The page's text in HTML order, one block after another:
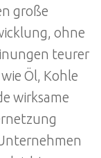
große
ohne
teurer
Öl, Kohle
wirksame